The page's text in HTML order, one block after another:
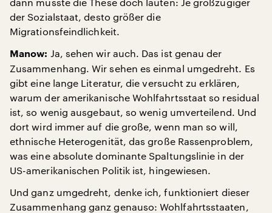
der Sozialstaat, desto größer die
Migrationsfeindlichkeit.
Manow: Ja, sehen wir auch. Das ist genau der
Zusammenhang. Wir sehen es einmal umgedreht. Es
gibt eine lange Literatur, die versucht zu erklären,
warum der amerikanische Wohlfahrtsstaat so residual
ist, so wenig ausgebaut, so wenig umverteilend. Und
dort wird immer auf die große, wenn man so will,
ethnische Heterogenität, das große Rassenproblem,
was eine absolute dominante Spaltungslinie in der
US-amerikanischen Politik ist, hingewiesen.
Und ganz umgedreht, denke ich, funktioniert dieser
Zusammenhang ganz genauso: Wohlfahrtsstaaten,